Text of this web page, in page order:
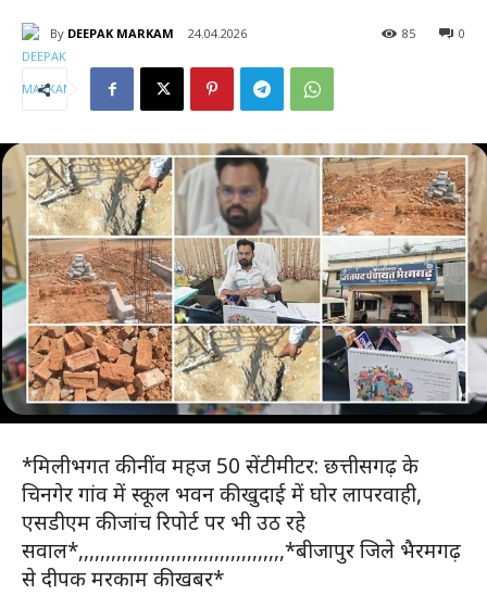
By DEEPAK MARKAM 24.04.2026 0
85
*मिलीभगत की नींव महज 50 सेंटीमीटर: छत्तीसगढ़ के
चिनगेर गांव में स्कूल भवन की खुदाई में घोर लापरवाही,
एसडीएम की जांच रिपोर्ट पर भी उठ रहे
सवाल*,,,,,,,,,,,,,,,,,,,,,,,,,,,,,,,,,,,,,,*बीजापुर जिले भैरमगढ़
से दीपक मरकाम की खबर*